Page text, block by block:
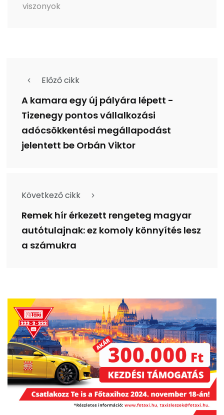
viszonyok
Előző cikk
A kamara egy új pályára lépett -
Tizenegy pontos vállalkozási
adócsökkentési megállapodást
jelentett be Orbán Viktor
Következő cikk
Remek hír érkezett rengeteg magyar
autótulajnak: ez komoly könnyítés lesz
a számukra